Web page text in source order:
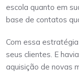
escola quanto em
base de contatos
Com essa
seus clientes. E
aquisição de novas